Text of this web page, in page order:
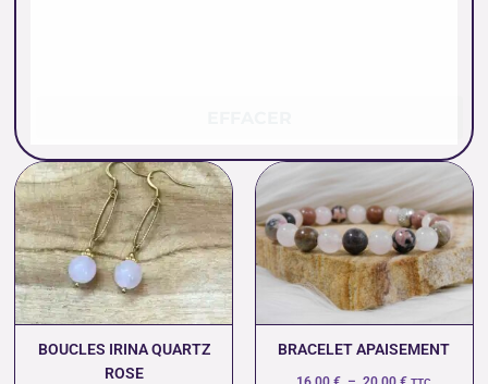
BOUCLES IRINA QUARTZ
ROSE
BRACELET APAISEMENT
de
prix :
16.00 €
à
20.00 €